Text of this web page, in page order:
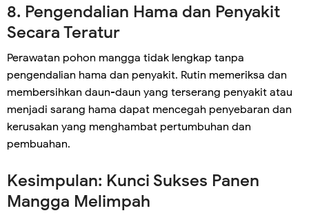
8. Pengendalian Hama dan Penyakit
Secara Teratur
Perawatan pohon mangga tidak lengkap tanpa
pengendalian hama dan penyakit. Rutin memeriksa dan
membersihkan daun-daun yang terserang penyakit atau
menjadi sarang hama dapat mencegah penyebaran dan
kerusakan yang menghambat pertumbuhan dan
pembuahan.
Kesimpulan: Kunci Sukses Panen
Mangga Melimpah